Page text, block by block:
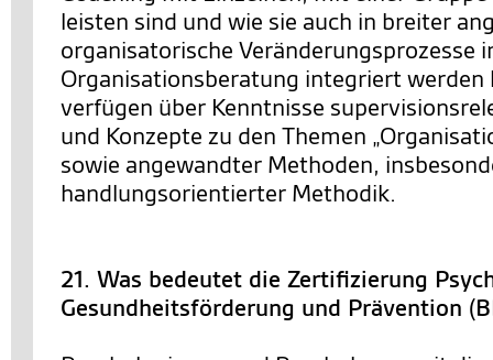
leisten sind und wie sie auch in breiter
organisatorische Veränderungsprozesse
Organisationsberatung integriert werden
verfügen über Kenntnisse
und Konzepte zu den Themen
sowie angewandter Methoden,
handlungsorientierter Methodik.
21. Was bedeutet die Zertifizierung
Gesundheitsförderung und Prävention